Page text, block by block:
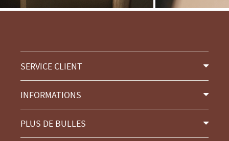
SERVICE CLIENT
INFORMATIONS
PLUS DE BULLES